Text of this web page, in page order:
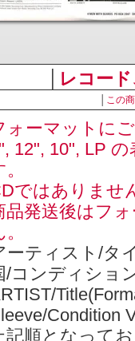
レコー
この
ォーマットに
12", 10", LP
ではありませ
品発送後はフ
ーティスト/タ
/コンディショ
Condition
記順となって